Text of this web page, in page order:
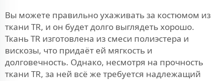
Вы можете правильно ухаживать за костюмом из
ткани TR, и он будет долго выглядеть хорошо.
Ткань TR изготовлена из смеси полиэстера и
вискозы, что придаёт ей мягкость и
долговечность. Однако, несмотря на прочность
ткани TR, за ней всё же требуется надлежащий